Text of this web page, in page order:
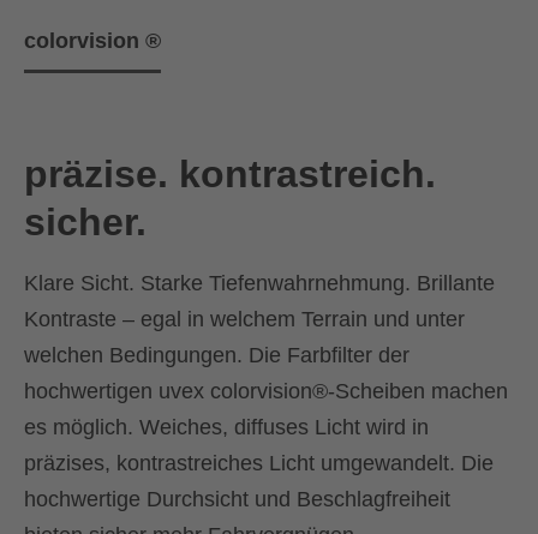
colorvision ®
präzise. kontrastreich.
sicher.
Klare Sicht. Starke Tiefenwahrnehmung. Brillante
Kontraste – egal in welchem Terrain und unter
welchen Bedingungen. Die Farbfilter der
hochwertigen uvex colorvision®-Scheiben machen
es möglich. Weiches, diffuses Licht wird in
präzises, kontrastreiches Licht umgewandelt. Die
hochwertige Durchsicht und Beschlagfreiheit